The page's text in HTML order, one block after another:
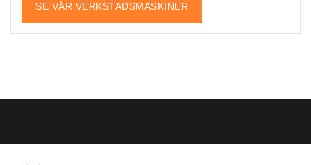
SE VÅR VERKSTADSMASKINER